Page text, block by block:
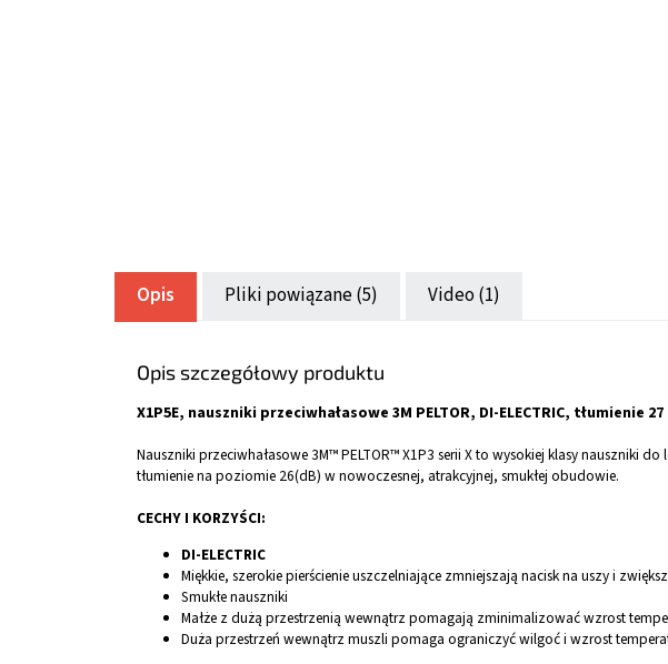
Opis Pliki powiązane (5) Video (1)
Opis szczegółowy produktu
X1P5E, nauszniki przeciwhałasowe 3M PELTOR, DI-ELECTRIC, tłumienie
Nauszniki przeciwhałasowe 3M™ PELTOR™ X1P3 serii X to wysokiej klasy nauszniki
tłumienie na poziomie 26(dB) w nowoczesnej, atrakcyjnej, smukłej obudowie.
CECHY I KORZYŚCI:
DI-ELECTRIC
Miękkie, szerokie pierścienie uszczelniające zmniejszają nacisk na uszy i
Smukłe nauszniki
Małże z dużą przestrzenią wewnątrz pomagają zminimalizować wzrost
Duża przestrzeń wewnątrz muszli pomaga ograniczyć wilgoć i wzrost